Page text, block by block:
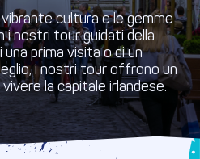
cultura e le gemme
i nostri tour guidati della
prima visita o di un
i nostri tour offrono un
la capitale irlandese.